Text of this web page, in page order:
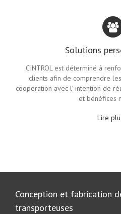
Solutions
CINTROL est déterminé à
clients afin de comprendre
coopération avec l’ intention de
et bénéfices
Lire
Conception et fabrication
transporteuses